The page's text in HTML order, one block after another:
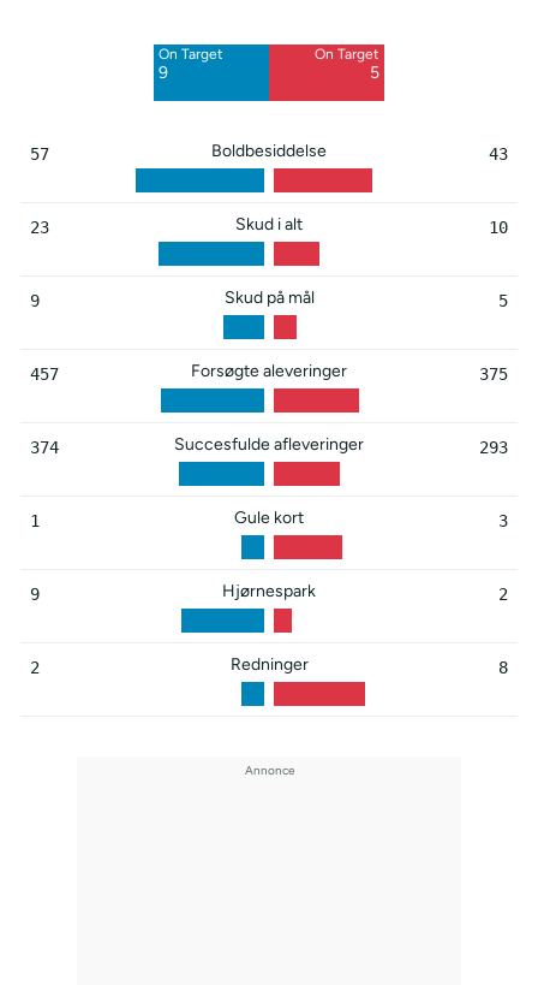
On Target
9
On Target
5
57 Boldbesiddelse 43
23 Skud i alt 10
9 Skud på mål 5
457 Forsøgte aleveringer 375
374 Succesfulde afleveringer 293
1 Gule kort 3
9 Hjørnespark 2
2 Redninger 8